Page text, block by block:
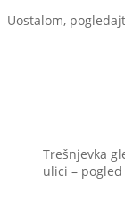
Uostalom,
Trešnjevka
ulici –